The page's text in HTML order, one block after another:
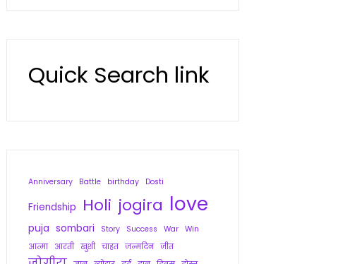
Quick Search link
Anniversary Battle birthday Dosti
Friendship Holi jogira love
puja sombari Story Success War
Win
आत्मा
आरती खुशी चाहत जन्मदिन जीत